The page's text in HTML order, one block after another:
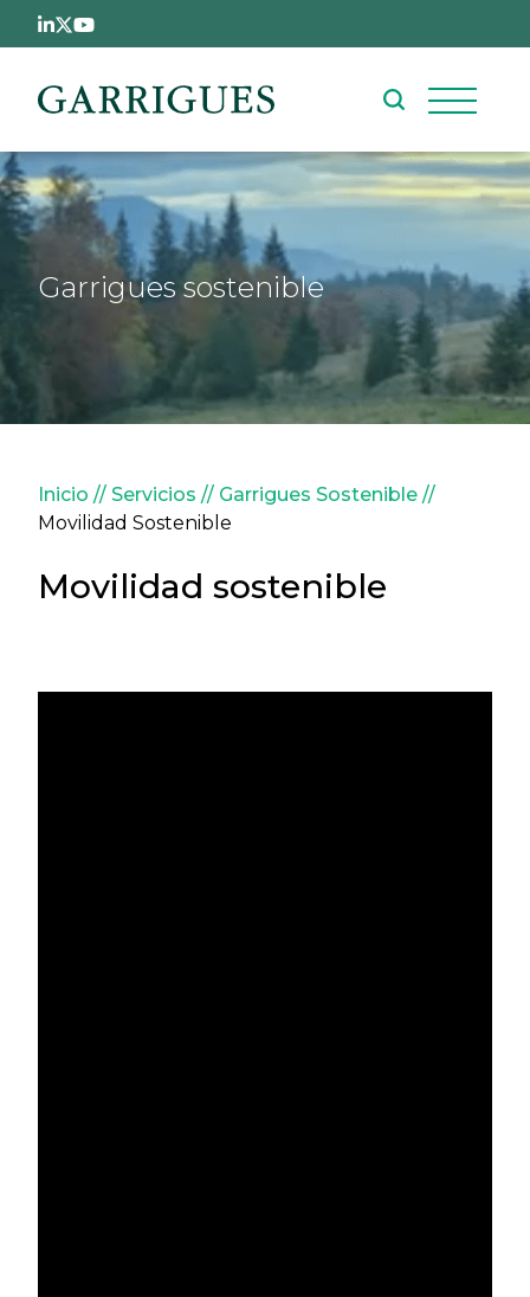
Pasar al contenido principal
Garrigues sostenible
Sobrescribir enlaces de
Inicio Servicios
Garrigues Sostenible
Movilidad Sostenible
Movilidad sostenible